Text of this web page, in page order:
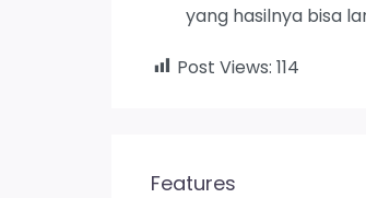
yang hasilnya bisa
Post Views: 114
Features